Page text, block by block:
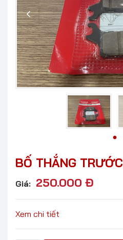
BỐ THẮNG TRƯỚC
Giá: 250.000 Đ
Xem chi tiết